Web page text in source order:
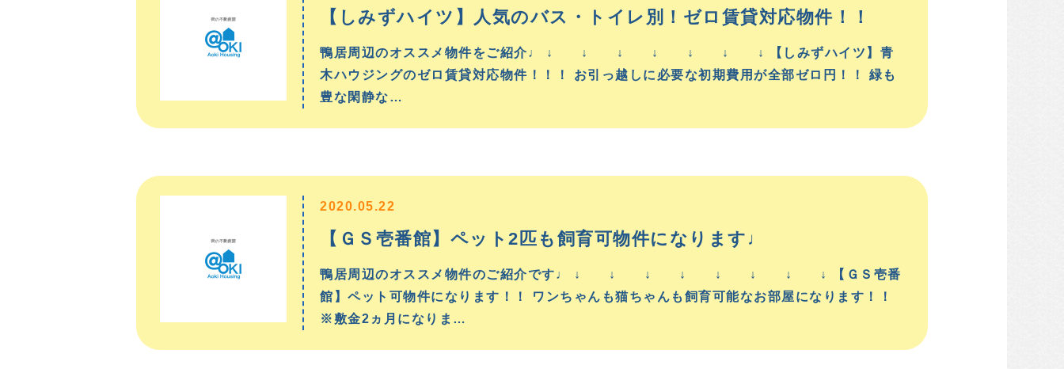
【しみずハイツ】人気のバス・トイレ別！ゼロ賃貸対応物件！！
鴨居周辺のオススメ物件をご紹介♩ ↓ ↓ ↓ ↓ ↓ ↓ ↓ 【しみずハイツ】青
木ハウジングのゼロ賃貸対応物件！！！ お引っ越しに必要な初期費用が全部ゼロ円！！ 緑も
豊な閑静な…
2020.05.22
【ＧＳ壱番館】ペット2匹も飼育可物件になります♩
鴨居周辺のオススメ物件のご紹介です♩ ↓ ↓ ↓ ↓ ↓ ↓ ↓ ↓ 【ＧＳ壱番
館】ペット可物件になります！！ ワンちゃんも猫ちゃんも飼育可能なお部屋になります！！
※敷金2ヵ月になりま…